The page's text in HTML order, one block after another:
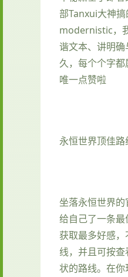
部Tanxui大神
modernistic，
谐文本、讲明
久，每个个字
唯一点赞啦
永恒世界顶佳路
坐落永恒世界
给自己了一条
获取最多好感
线，并且可按
状的路线。在